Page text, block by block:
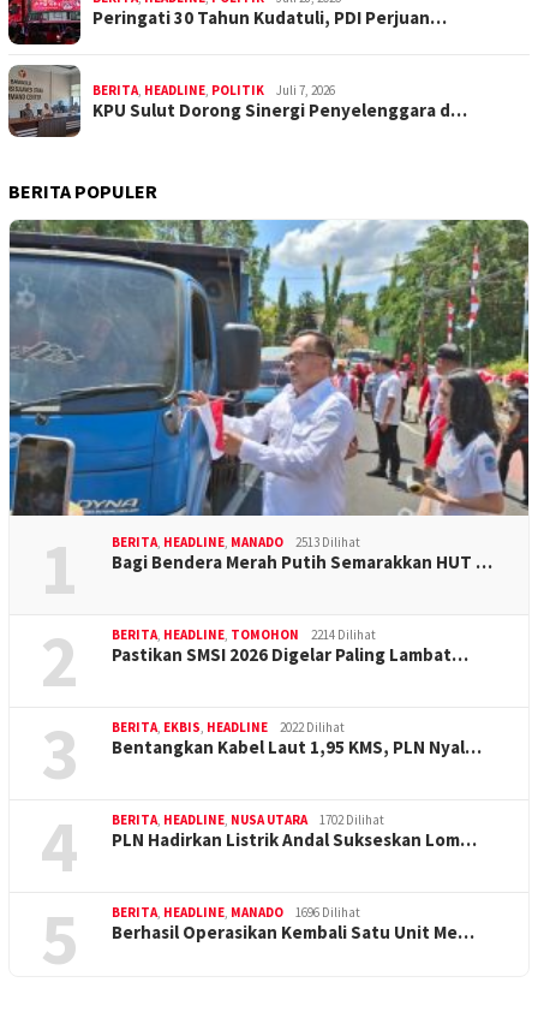
Peringati 30 Tahun Kudatuli, PDI Perjuan…
BERITA, HEADLINE, POLITIK Juli 7, 2026
KPU Sulut Dorong Sinergi Penyelenggara d…
BERITA POPULER
1 BERITA, HEADLINE, MANADO 2513 Dilihat
Bagi Bendera Merah Putih Semarakkan HUT …
2 BERITA, HEADLINE, TOMOHON 2214 Dilihat
Pastikan SMSI 2026 Digelar Paling Lambat…
3 BERITA, EKBIS, HEADLINE 2022 Dilihat
Bentangkan Kabel Laut 1,95 KMS, PLN Nyal…
4 BERITA, HEADLINE, NUSA UTARA 1702 Dilihat
PLN Hadirkan Listrik Andal Sukseskan Lom…
5 BERITA, HEADLINE, MANADO 1696 Dilihat
Berhasil Operasikan Kembali Satu Unit Me…